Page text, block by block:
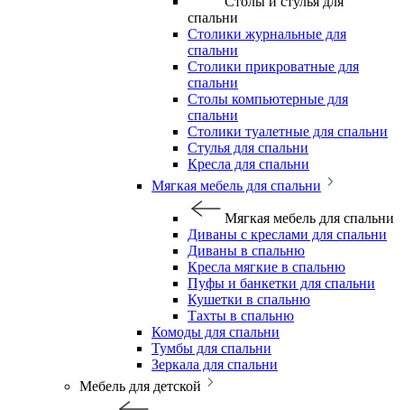
спальни
Столики журнальные для
спальни
Столики прикроватные для
спальни
Столы компьютерные для
спальни
Столики туалетные для спальни
Стулья для спальни
Кресла для спальни
Мягкая мебель для спальни
Мягкая мебель для спальни
Диваны с креслами для спальни
Диваны в спальню
Кресла мягкие в спальню
Пуфы и банкетки для спальни
Кушетки в спальню
Тахты в спальню
Комоды для спальни
Тумбы для спальни
Зеркала для спальни
Мебель для детской